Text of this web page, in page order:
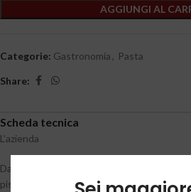
AGGIUNGI AL
Categorie: Gastronomia , Pasta
Share:
Scheda tecnica
L’azienda
Dal 1926 la famiglia Martelli produce pasta
pisane, in Toscana.